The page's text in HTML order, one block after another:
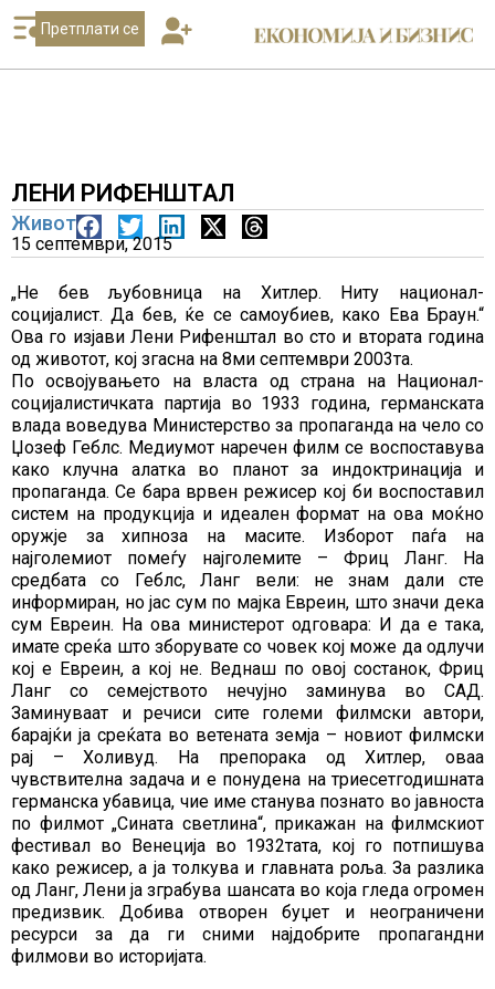
Претплати се
ЛЕНИ РИФЕНШТАЛ
Живот
15 септември, 2015
„Не бев љубовница на Хитлер. Ниту национал-
социјалист. Да бев, ќе се самоубиев, како Ева Браун.“
Ова го изјави Лени Рифенштал во сто и втората година
од животот, кој згасна на 8ми септември 2003та.
По освојувањето на власта од страна на Национал-
социјалистичката партија во 1933 година, германската
влада воведува Министерство за пропаганда на чело со
Џозеф Геблс. Медиумот наречен филм се воспоставува
како клучна алатка во планот за индоктринација и
пропаганда. Се бара врвен режисер кој би воспоставил
систем на продукција и идеален формат на ова моќно
оружје за хипноза на масите. Изборот паѓа на
најголемиот помеѓу најголемите – Фриц Ланг. На
средбата со Геблс, Ланг вели: не знам дали сте
информиран, но јас сум по мајка Евреин, што значи дека
сум Евреин. На ова министерот одговара: И да е така,
имате среќа што зборувате со човек кој може да одлучи
кој е Евреин, а кој не. Веднаш по овој состанок, Фриц
Ланг со семејството нечујно заминува во САД.
Заминуваат и речиси сите големи филмски автори,
барајќи ја среќата во ветената земја – новиот филмски
рај – Холивуд. На препорака од Хитлер, оваа
чувствителна задача и е понудена на триесетгодишната
германска убавица, чие име станува познато во јавноста
по филмот „Сината светлина“, прикажан на филмскиот
фестивал во Венеција во 1932тата, кој го потпишува
како режисер, а ја толкува и главната роља. За разлика
од Ланг, Лени ја зграбува шансата во која гледа огромен
предизвик. Добива отворен буџет и неограничени
ресурси за да ги сними најдобрите пропагандни
филмови во историјата.